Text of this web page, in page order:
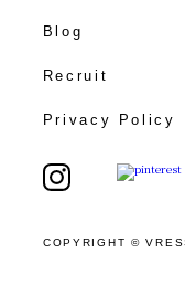
Blog
Recruit
Privacy Policy
COPYRIGHT ©